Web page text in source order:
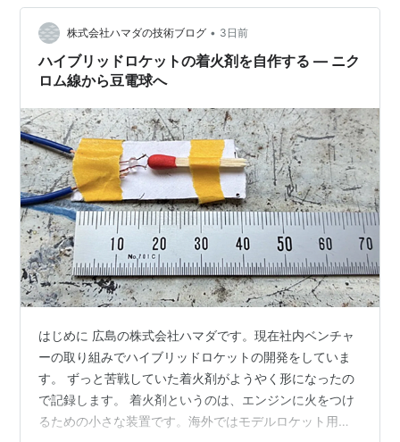
日、2009年3月15日〜7月31日 野口聡一 2005年7月26
日〜8月9日、2009年12月20日…
株式会社ハマダの技術ブログ • 3日前
ハイブリッドロケットの着火剤を自作する — ニク
ロム線から豆電球へ
はじめに 広島の株式会社ハマダです。現在社内ベンチャ
ーの取り組みでハイブリッドロケットの開発をしていま
す。 ずっと苦戦していた着火剤がようやく形になったの
で記録します。 着火剤というのは、エンジンに火をつけ
るための小さな装置です。海外ではモデルロケット用の